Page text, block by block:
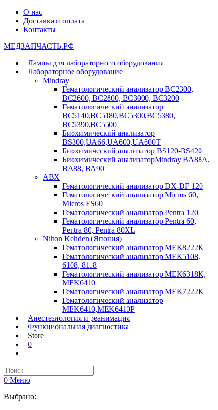
О нас
Доставка и оплата
Контакты
МЕДЗАПЧАСТЬ.РФ
Лампы для лабораторного оборудования
Лабораторное оборудование
Mindray
Гематологический анализатор BC2300,
BC2600, BC2800, BC3000, BC3200
Гематологический анализатор
BC5140,BC5180,BC5300,BC5380,
BC5390,BC5500
Биохимический анализатор
BS800,UA66,UA600,UA600T
Биохимический анализатор BS120-BS420
Биохимический анализаторMindray BA88A,
BA88, BA90
ABX
Гематологический анализатор DX-DF 120
Гематологический анализатор Micros 60,
Micros ES60
Гематологический анализатор Pentra 120
Гематологический анализатор Pentra 60,
Pentra 80, Pentra 80XL
Nihon Kohden (Япония)
Гематологический анализатор MEK8222K
Гематологический анализатор MEK5108,
6108, 8118
Гематологический анализатор MEK6318K,
MEK6410
Гематологический анализатор MEK7222K
Гематологический анализатор
MEK6410,MEK6410P
Анестезиология и реанимация
Функциональная диагностика
Store
0
0 Меню
Выбрано: